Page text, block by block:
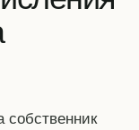
собственник